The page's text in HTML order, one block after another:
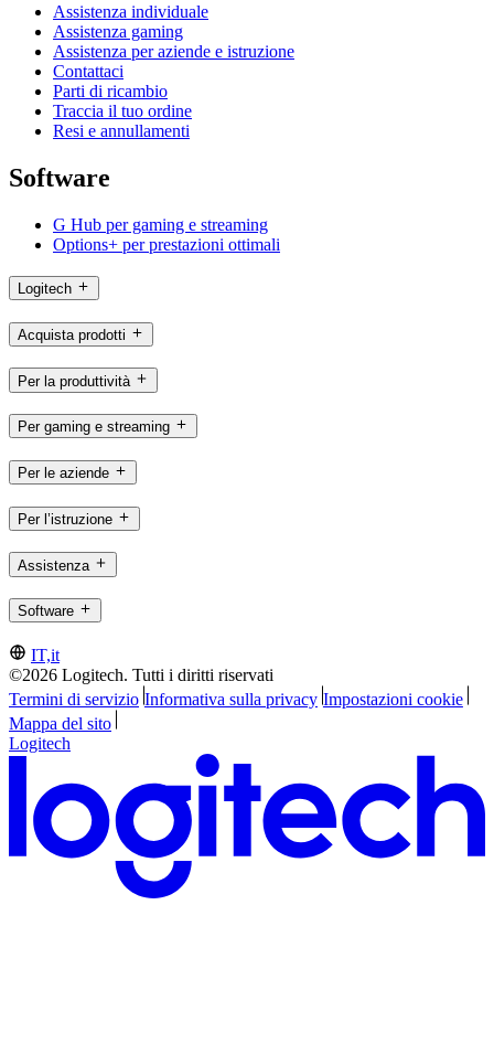
Assistenza individuale
Assistenza gaming
Assistenza per aziende e istruzione
Contattaci
Parti di ricambio
Traccia il tuo ordine
Resi e annullamenti
Software
G Hub per gaming e streaming
Options+ per prestazioni ottimali
Logitech
Acquista prodotti
Per la produttività
Per gaming e streaming
Per le aziende
Per l’istruzione
Assistenza
Software
IT,it
©2026 Logitech. Tutti i diritti riservati
Termini di servizio Informativa sulla privacy Impostazioni cookie
Mappa del sito
Logitech